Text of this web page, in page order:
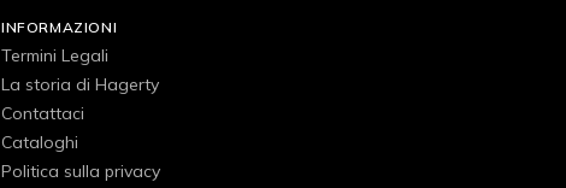
INFORMAZIONI
Termini Legali
La storia di Hagerty
Contattaci
Cataloghi
Politica sulla privacy